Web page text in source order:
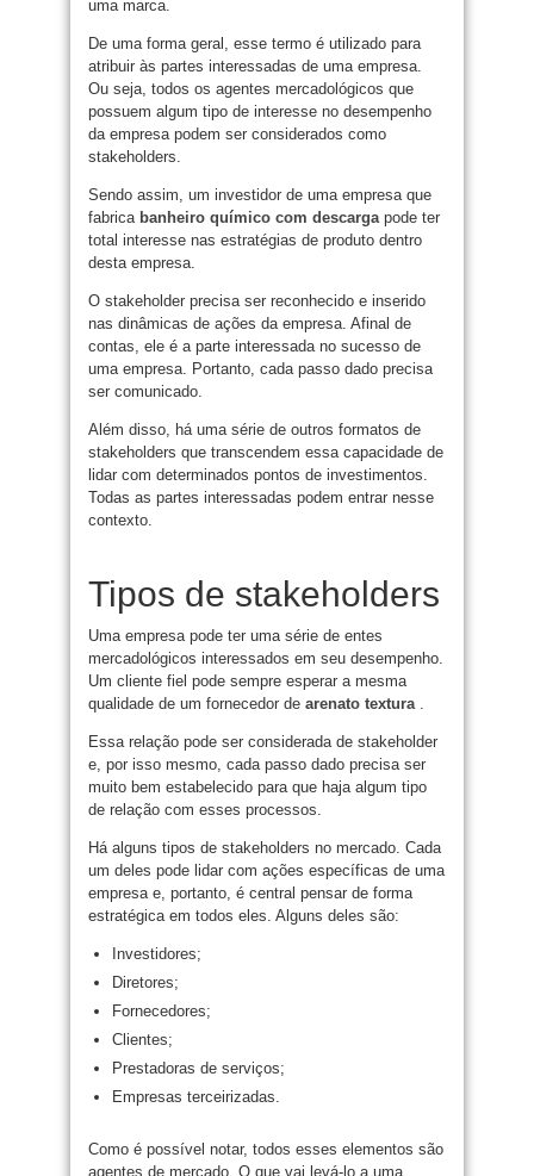
uma marca.
De uma forma geral, esse termo é utilizado para
atribuir às partes interessadas de uma empresa.
Ou seja, todos os agentes mercadológicos que
possuem algum tipo de interesse no desempenho
da empresa podem ser considerados como
stakeholders.
Sendo assim, um investidor de uma empresa que
fabrica banheiro químico com descarga pode ter
total interesse nas estratégias de produto dentro
desta empresa.
O stakeholder precisa ser reconhecido e inserido
nas dinâmicas de ações da empresa. Afinal de
contas, ele é a parte interessada no sucesso de
uma empresa. Portanto, cada passo dado precisa
ser comunicado.
Além disso, há uma série de outros formatos de
stakeholders que transcendem essa capacidade de
lidar com determinados pontos de investimentos.
Todas as partes interessadas podem entrar nesse
contexto.
Tipos de stakeholders
Uma empresa pode ter uma série de entes
mercadológicos interessados em seu desempenho.
Um cliente fiel pode sempre esperar a mesma
qualidade de um fornecedor de arenato textura .
Essa relação pode ser considerada de stakeholder
e, por isso mesmo, cada passo dado precisa ser
muito bem estabelecido para que haja algum tipo
de relação com esses processos.
Há alguns tipos de stakeholders no mercado. Cada
um deles pode lidar com ações específicas de uma
empresa e, portanto, é central pensar de forma
estratégica em todos eles. Alguns deles são:
Investidores;
Diretores;
Fornecedores;
Clientes;
Prestadoras de serviços;
Empresas terceirizadas.
Como é possível notar, todos esses elementos são
agentes de mercado. O que vai levá-lo a uma